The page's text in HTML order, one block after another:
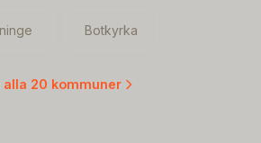
Botkyrka
alla 20 kommuner